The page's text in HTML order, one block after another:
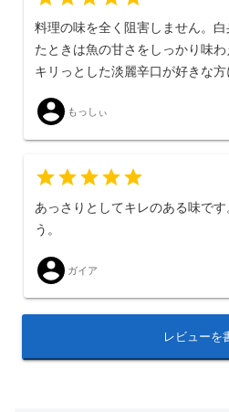
料理の味を全く阻害しません。
たときは魚の甘さをしっかり味わ
キリっとした淡麗辛口が好きな方
もっしぃ
あっさりとしてキレのある味で
う。
ガイア
レビューを